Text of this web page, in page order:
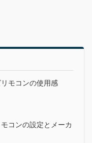
モコンの使用感
コンの設定とメーカ